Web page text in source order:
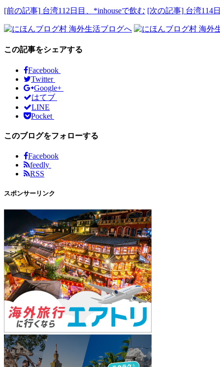
[前の記事] 台湾112日目、*inhouseで飲む [次の記事] 台湾114
この記事をシェアする
Facebook
Twitter
Google+
はてブ
LINE
Pocket
このブログをフォローする
Facebook
feedly
RSS
スポンサーリンク